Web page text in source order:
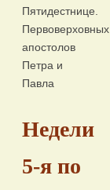
Пятидестнице.
Первоверховных
апостолов
Петра и
Павла
Недели
5-я по